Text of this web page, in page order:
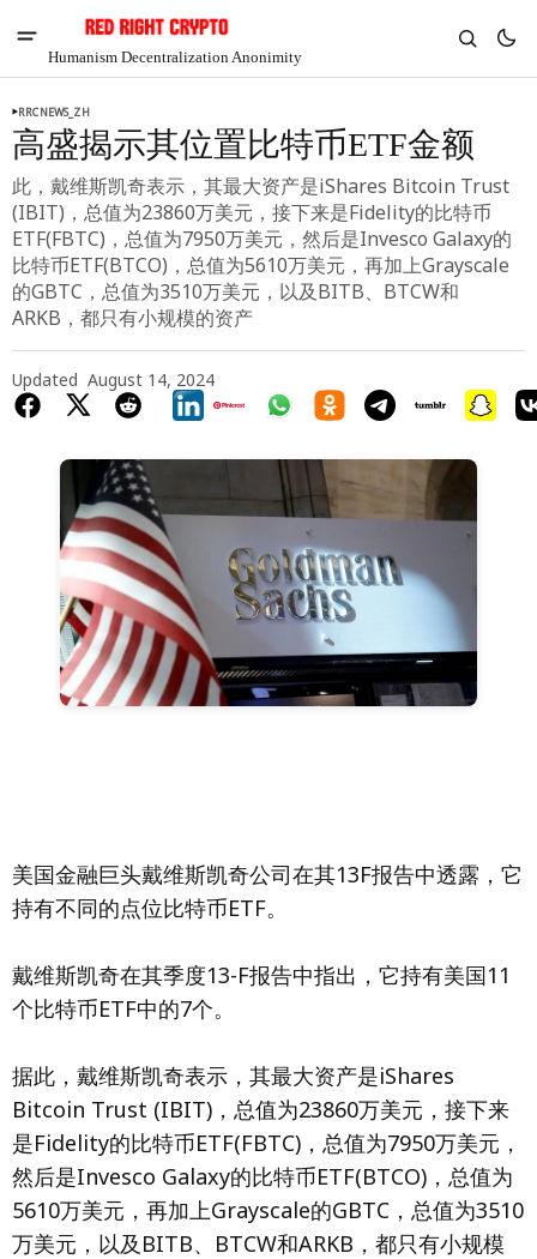
Humanism Decentralization Anonimity
6.36%
RRCNEWS_ZH
高盛揭示其位置比特币ETF金额
此，戴维斯凯奇表示，其最大资产是iShares Bitcoin Trust
(IBIT)，总值为23860万美元，接下来是Fidelity的比特币
ETF(FBTC)，总值为7950万美元，然后是Invesco Galaxy的
比特币ETF(BTCO)，总值为5610万美元，再加上Grayscale
的GBTC，总值为3510万美元，以及BITB、BTCW和
ARKB，都只有小规模的资产
Updated August 14, 2024
美国金融巨头戴维斯凯奇公司在其13F报告中透露，它
持有不同的点位比特币ETF。
戴维斯凯奇在其季度13-F报告中指出，它持有美国11
个比特币ETF中的7个。
据此，戴维斯凯奇表示，其最大资产是iShares
Bitcoin Trust (IBIT)，总值为23860万美元，接下来
是Fidelity的比特币ETF(FBTC)，总值为7950万美元，
然后是Invesco Galaxy的比特币ETF(BTCO)，总值为
5610万美元，再加上Grayscale的GBTC，总值为3510
万美元，以及BITB、BTCW和ARKB，都只有小规模